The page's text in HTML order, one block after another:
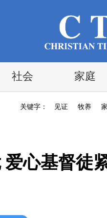
社会 家庭
关键字： 见证 牧养
心基督徒